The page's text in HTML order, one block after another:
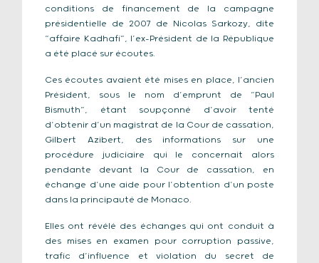
conditions de financement de la campagne
présidentielle de 2007 de Nicolas Sarkozy, dite
“affaire Kadhafi”, l’ex-Président de la République
a été placé sur écoutes.
Ces écoutes avaient été mises en place, l’ancien
Président, sous le nom d’emprunt de “Paul
Bismuth”, étant soupçonné d’avoir tenté
d’obtenir d’un magistrat de la Cour de cassation,
Gilbert Azibert, des informations sur une
procédure judiciaire qui le concernait alors
pendante devant la Cour de cassation, en
échange d’une aide pour l’obtention d’un poste
dans la principauté de Monaco.
Elles ont révélé des échanges qui ont conduit à
des mises en examen pour corruption passive,
trafic d’influence et violation du secret de